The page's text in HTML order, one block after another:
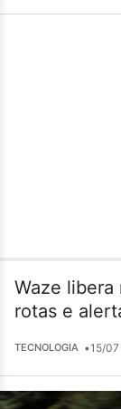
Waze libera
rotas e
TECNOLOGIA •15/07